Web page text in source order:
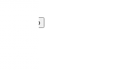
Принимаю